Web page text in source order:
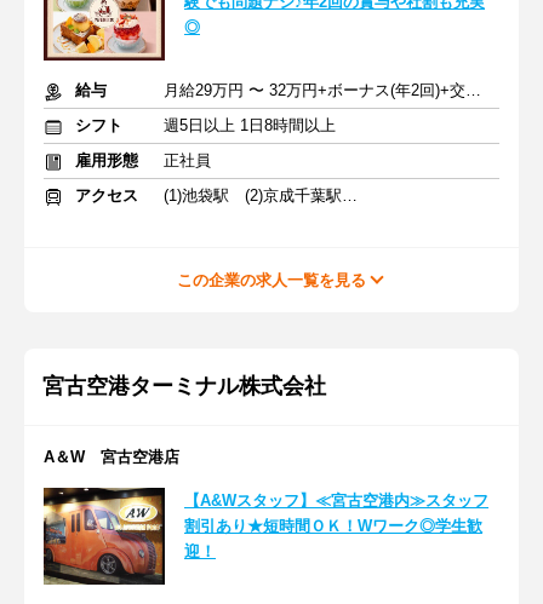
◎
給与
月給29万円 〜 32万円+ボーナス(年2回)+交通費
シフト
週5日以上 1日8時間以上
雇用形態
正社員
アクセス
(1)池袋駅 (2)京成千葉駅 (3)秋葉原駅
この企業の求人一覧を見る
宮古空港ターミナル株式会社
A＆W 宮古空港店
【A&Wスタッフ】≪宮古空港内≫スタッフ
割引あり★短時間ＯＫ！Wワーク◎学生歓
迎！